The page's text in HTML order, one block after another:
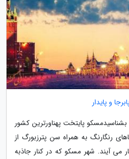
و پایدار
پایتخت پهناورترین کشور
رنگارنگ به همراه سن پترزبورگ از
می آیند. شهر مسکو که در کنار جاذبه